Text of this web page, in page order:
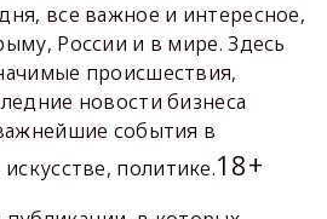
все важное и интересное,
России и в мире. Здесь
происшествия,
новости бизнеса
события в
политике.18+